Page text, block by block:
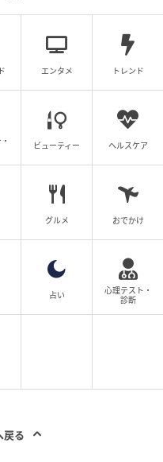
たシアーなラベンダー
き立てるリップク
エンタメ トレンド
ビューティー ヘルスケア
グルメ おでかけ
占い
心理テスト・
診断
戻る